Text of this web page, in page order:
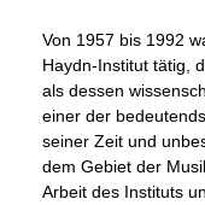
Von 1957 bis 1992
Haydn-Institut tätig,
als dessen
einer der
seiner Zeit und
dem Gebiet der
Arbeit des Instituts